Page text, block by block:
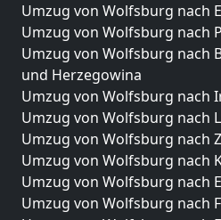
Umzug von Wolfsburg nach
Umzug von Wolfsburg nach
Umzug von Wolfsburg nach
und Herzegowina
Umzug von Wolfsburg nach
Umzug von Wolfsburg nach
Umzug von Wolfsburg nach
Umzug von Wolfsburg nach
Umzug von Wolfsburg nach
Umzug von Wolfsburg nach